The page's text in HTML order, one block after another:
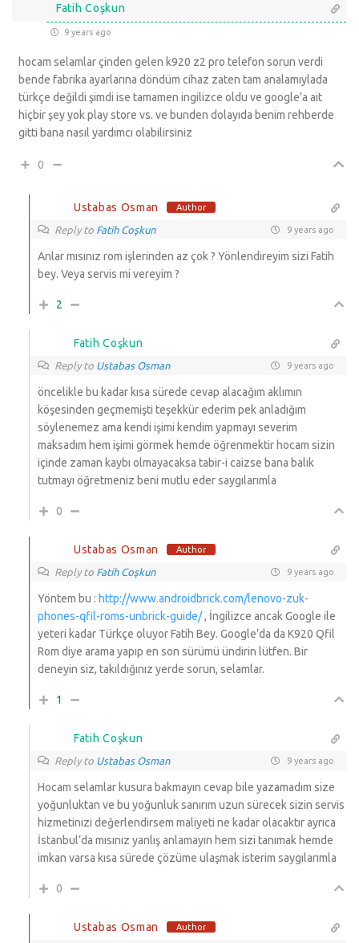
Fatih Coşkun
9 years ago
hocam selamlar çinden gelen k920 z2 pro telefon sorun verdi
bende fabrika ayarlarına döndüm cihaz zaten tam analamıylada
türkçe değildi şimdi ise tamamen ingilizce oldu ve google’a ait
hiçbir şey yok play store vs. ve bunden dolayıda benim rehberde
gitti bana nasıl yardımcı olabilirsiniz
0
Ustabas Osman Author
Reply to Fatih Coşkun 9 years ago
Anlar mısınız rom işlerinden az çok ? Yönlendireyim sizi Fatih
bey. Veya servis mi vereyim ?
2
Fatih Coşkun
Reply to Ustabas Osman 9 years ago
öncelikle bu kadar kısa sürede cevap alacağım aklımın
köşesinden geçmemişti teşekkür ederim pek anladığım
söylenemez ama kendi işimi kendim yapmayı severim
maksadım hem işimi görmek hemde öğrenmektir hocam sizin
içinde zaman kaybı olmayacaksa tabir-i caizse bana balık
tutmayı öğretmeniz beni mutlu eder saygılarımla
0
Ustabas Osman Author
Reply to Fatih Coşkun 9 years ago
Yöntem bu : http://www.androidbrick.com/lenovo-zuk-
phones-qfil-roms-unbrick-guide/, İngilizce ancak Google ile
yeteri kadar Türkçe oluyor Fatih Bey. Google’da da K920 Qfil
Rom diye arama yapıp en son sürümü ündirin lütfen. Bir
deneyin siz, takıldığınız yerde sorun, selamlar.
1
Fatih Coşkun
Reply to Ustabas Osman 9 years ago
Hocam selamlar kusura bakmayın cevap bile yazamadım size
yoğunluktan ve bu yoğunluk sanırım uzun sürecek sizin servis
hizmetinizi değerlendirsem maliyeti ne kadar olacaktır ayrıca
İstanbul’da mısınız yanlış anlamayın hem sizi tanımak hemde
imkan varsa kısa sürede çözüme ulaşmak isterim saygılarımla
0
Ustabas Osman Author